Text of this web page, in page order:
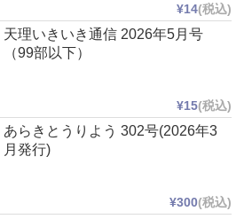
¥14(税込)
天理いきいき通信 2026年5月号
（99部以下）
¥15(税込)
あらきとうりよう 302号(2026年3
月発行)
¥300(税込)